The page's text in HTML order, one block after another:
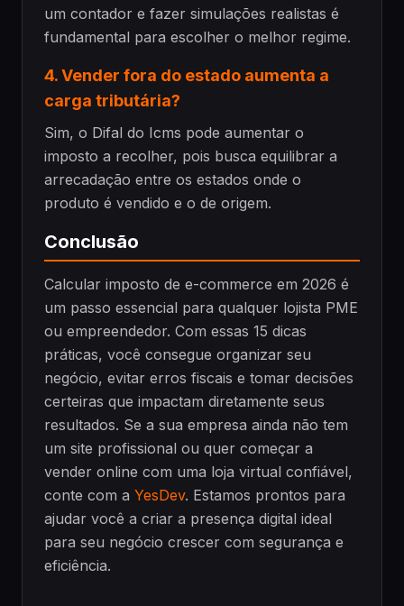
um contador e fazer simulações realistas é
fundamental para escolher o melhor regime.
4. Vender fora do estado aumenta a
carga tributária?
Sim, o Difal do Icms pode aumentar o
imposto a recolher, pois busca equilibrar a
arrecadação entre os estados onde o
produto é vendido e o de origem.
Conclusão
Calcular imposto de e-commerce em 2026 é
um passo essencial para qualquer lojista PME
ou empreendedor. Com essas 15 dicas
práticas, você consegue organizar seu
negócio, evitar erros fiscais e tomar decisões
certeiras que impactam diretamente seus
resultados. Se a sua empresa ainda não tem
um site profissional ou quer começar a
vender online com uma loja virtual confiável,
conte com a YesDev. Estamos prontos para
ajudar você a criar a presença digital ideal
para seu negócio crescer com segurança e
eficiência.